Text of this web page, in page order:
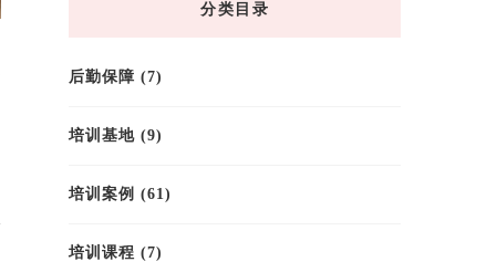
分类目录
后勤保障 (7)
培训基地 (9)
培训案例 (61)
培训课程 (7)